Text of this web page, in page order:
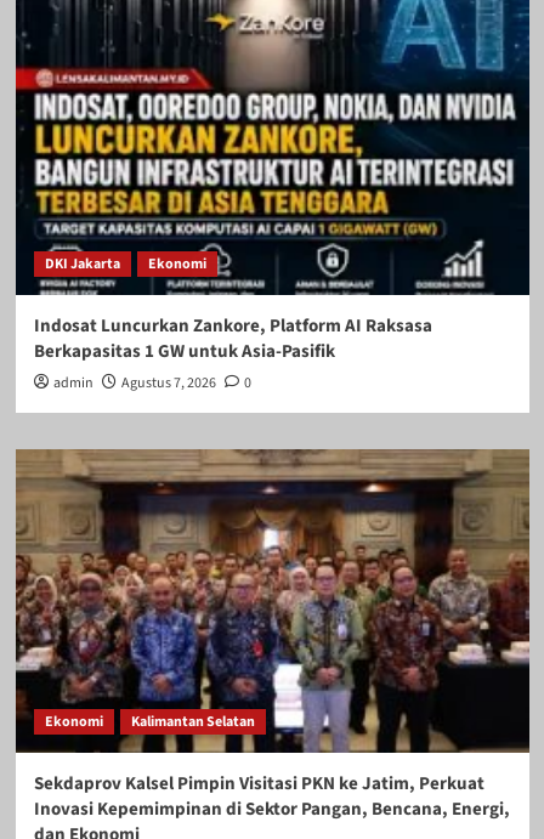
DKI Jakarta Ekonomi
Indosat Luncurkan Zankore, Platform AI Raksasa
Berkapasitas 1 GW untuk Asia-Pasifik
admin Agustus 7, 2026 0
Ekonomi Kalimantan Selatan
Sekdaprov Kalsel Pimpin Visitasi PKN ke Jatim, Perkuat
Inovasi Kepemimpinan di Sektor Pangan, Bencana, Energi,